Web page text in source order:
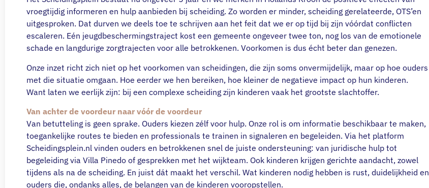
vroegtijdig informeren en hulp aanbieden bij scheiding. Zo worden er minder, scheiding gerelateerde, OTS’en
uitgesproken. Dat durven we deels toe te schrijven aan het feit dat we er op tijd bij zijn vóórdat conflicten
escaleren. Eén jeugdbeschermingstraject kost een gemeente ongeveer twee ton, nog los van de emotionele
schade en langdurige zorgtrajecten voor alle betrokkenen. Voorkomen is dus écht beter dan genezen.
Onze inzet richt zich niet op het voorkomen van scheidingen, die zijn soms onvermijdelijk, maar op hoe ouders
met die situatie omgaan. Hoe eerder we hen bereiken, hoe kleiner de negatieve impact op hun kinderen.
Want laten we eerlijk zijn: bij een complexe scheiding zijn kinderen vaak het grootste slachtoffer.
Van achter de voordeur naar vóór de voordeur
Van betutteling is geen sprake. Ouders kiezen zélf voor hulp. Onze rol is om informatie beschikbaar te maken,
toegankelijke routes te bieden en professionals te trainen in signaleren en begeleiden. Via het platform
Scheidingsplein.nl vinden ouders en betrokkenen snel de juiste ondersteuning: van juridische hulp tot
begeleiding via Villa Pinedo of gesprekken met het wijkteam. Ook kinderen krijgen gerichte aandacht, zowel
tijdens als na de scheiding. En juist dát maakt het verschil. Wat kinderen nodig hebben is rust, duidelijkheid en
ouders die, ondanks alles, de belangen van de kinderen vooropstellen.